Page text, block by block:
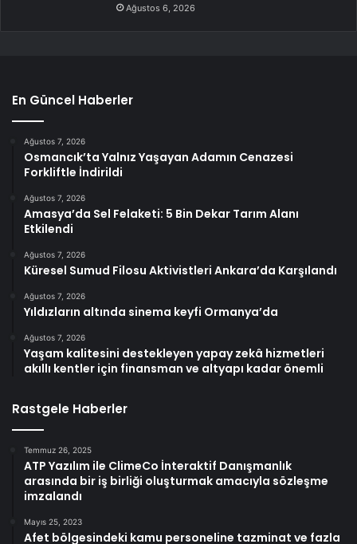
Ağustos 6, 2026
En Güncel Haberler
Ağustos 7, 2026
Osmancık’ta Yalnız Yaşayan Adamın Cenazesi
Forkliftle İndirildi
Ağustos 7, 2026
Amasya’da Sel Felaketi: 5 Bin Dekar Tarım Alanı
Etkilendi
Ağustos 7, 2026
Küresel Sumud Filosu Aktivistleri Ankara’da Karşılandı
Ağustos 7, 2026
Yıldızların altında sinema keyfi Ormanya’da
Ağustos 7, 2026
Yaşam kalitesini destekleyen yapay zekâ hizmetleri
akıllı kentler için finansman ve altyapı kadar önemli
Rastgele Haberler
Temmuz 26, 2025
ATP Yazılım ile ClimeCo İnteraktif Danışmanlık
arasında bir iş birliği oluşturmak amacıyla sözleşme
imzalandı
Mayıs 25, 2023
Afet bölgesindeki kamu personeline tazminat ve fazla